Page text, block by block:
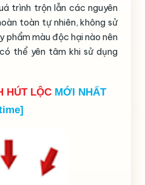
trình trộn lẫn các nguyên
toàn tự nhiên, không sử
phẩm màu độc hại nào nên
thể yên tâm khi sử dụng
HÚT LỘCMỚI NHẤT